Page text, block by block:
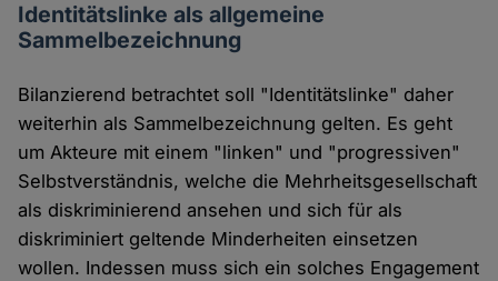
Identitätslinke als allgemeine
Sammelbezeichnung
Bilanzierend betrachtet soll "Identitätslinke" daher
weiterhin als Sammelbezeichnung gelten. Es geht
um Akteure mit einem "linken" und "progressiven"
Selbstverständnis, welche die Mehrheitsgesellschaft
als diskriminierend ansehen und sich für als
diskriminiert geltende Minderheiten einsetzen
wollen. Indessen muss sich ein solches Engagement